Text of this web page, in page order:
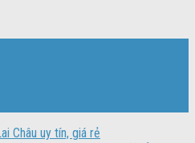
Châu uy tín, giá rẻ